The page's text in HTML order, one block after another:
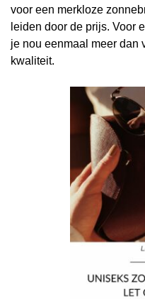
voor een merkloze
leiden door de prijs. Voor
je nou eenmaal meer dan
kwaliteit.